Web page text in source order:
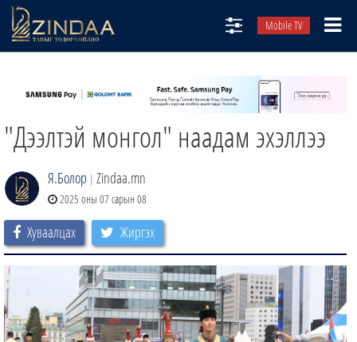
Mobile TV
ТВ8
ӨГЛӨӨНИЙ СОНИН
АУДИО ЗОХИОЛ
ЗИНДАА СЭТГҮҮЛ
"Дээлтэй монгол" наадам эхэллээ
Я.Болор | Zindaa.mn
2025 оны 07 сарын 08
Хуваалцах Жиргэх